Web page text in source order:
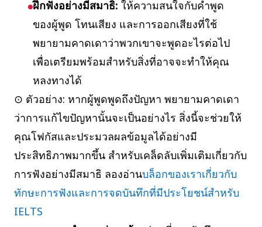
ฝึกฟังอย่างมีสมาธิ: ให้ความสนใจกับคำพูด
ของผู้พูด โทนเสียง และการออกเสียงที่ใช้
พยายามคาดเดาว่าพวกเขาจะพูดอะไรต่อไป
เพื่อเตรียมพร้อมสำหรับสิ่งที่อาจจะทำให้คุณ
หลงทางได้
⊙ ตัวอย่าง: หากผู้พูดพูดถึงปัญหา พยายามคาดเดา
ว่าการแก้ไขปัญหานั้นจะเป็นอย่างไร สิ่งนี้จะช่วยให้
คุณโฟกัสและประมวลผลข้อมูลได้อย่างมี
ประสิทธิภาพมากขึ้น สำหรับเคล็ดลับเพิ่มเติมเกี่ยวกับ
การฟังอย่างมีสมาธิ ลองอ่านบล็อกของเราเกี่ยวกับ
ทักษะการฟังและการจดบันทึกที่มีประโยชน์สำหรับ
IELTS